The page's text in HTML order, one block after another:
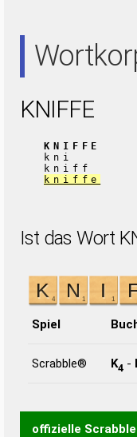
KNIFFE
KNIFFE
kni
kniff
kniffe
Ist das Wort
Spiel
Scrabble® K4 -
offizielle